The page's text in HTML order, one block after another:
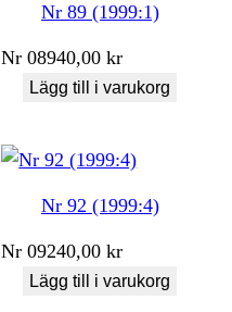
Nr 89 (1999:1)
Nr 08940,00kr
Lägg till i varukorg
Nr 92 (1999:4)
Nr 09240,00kr
Lägg till i varukorg